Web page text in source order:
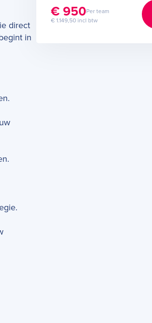
€ 950Per team
€ 1.149,50 incl btw
direct
in